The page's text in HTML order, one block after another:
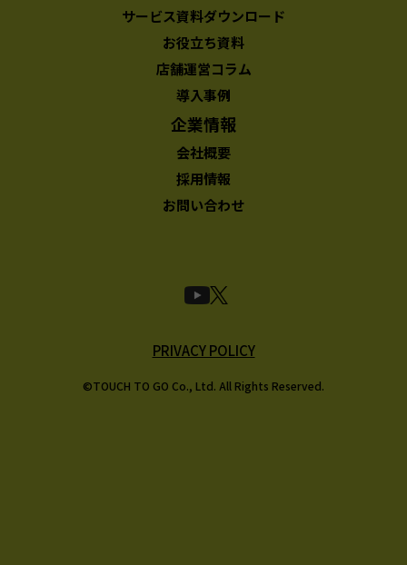
サービス資料ダウンロード
お役立ち資料
店舗運営コラム
導入事例
企業情報
会社概要
採用情報
お問い合わせ
PRIVACY POLICY
©TOUCH TO GO Co., Ltd. All Rights Reserved.